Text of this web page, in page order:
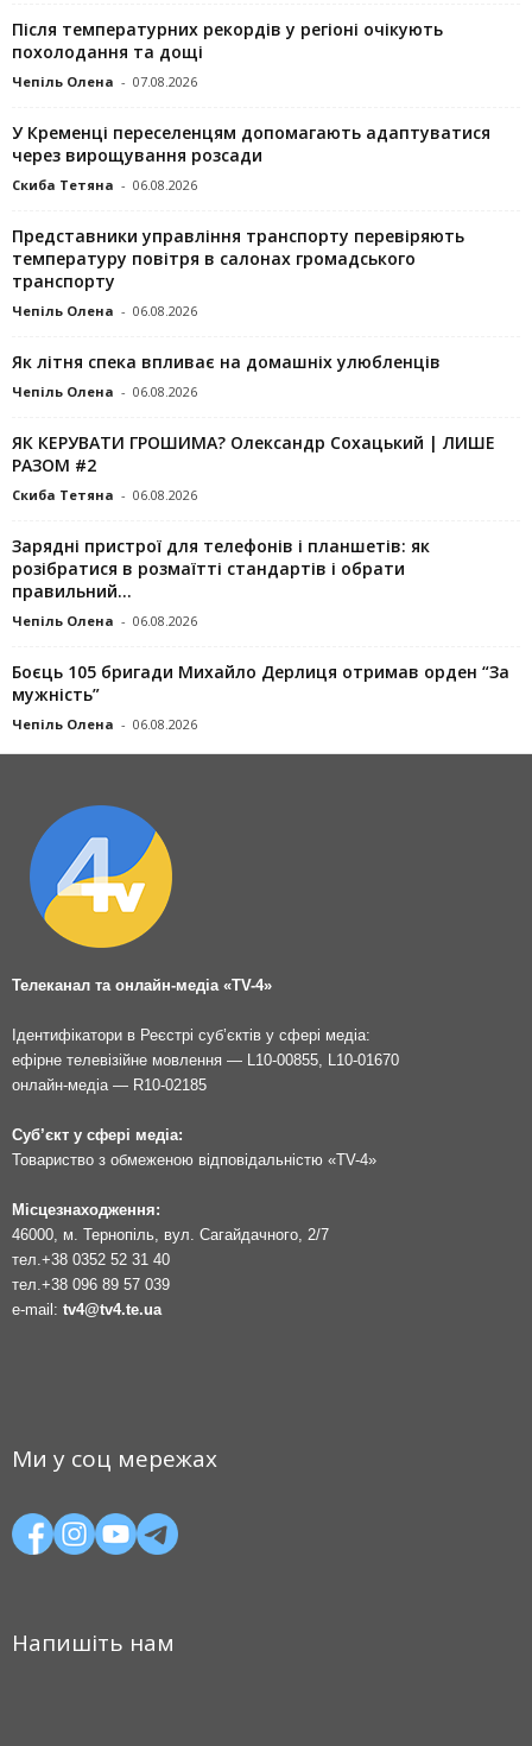
Після температурних рекордів у регіоні очікують
похолодання та дощі
Чепіль Олена - 07.08.2026
У Кременці переселенцям допомагають адаптуватися
через вирощування розсади
Скиба Тетяна - 06.08.2026
Представники управління транспорту перевіряють
температуру повітря в салонах громадського
транспорту
Чепіль Олена - 06.08.2026
Як літня спека впливає на домашніх улюбленців
Чепіль Олена - 06.08.2026
ЯК КЕРУВАТИ ГРОШИМА? Олександр Сохацький | ЛИШЕ
РАЗОМ #2
Скиба Тетяна - 06.08.2026
Зарядні пристрої для телефонів і планшетів: як
розібратися в розмаїтті стандартів і обрати
правильний...
Чепіль Олена - 06.08.2026
Боєць 105 бригади Михайло Дерлиця отримав орден “За
мужність”
Чепіль Олена - 06.08.2026
Телеканал та онлайн-медіа «TV-4»
Ідентифікатори в Реєстрі суб’єктів у сфері медіа:
ефірне телевізійне мовлення — L10-00855, L10-01670
онлайн-медіа — R10-02185
Суб’єкт у сфері медіа:
Товариство з обмеженою відповідальністю «TV-4»
Місцезнаходження:
46000, м. Тернопіль, вул. Сагайдачного, 2/7
тел.+38 0352 52 31 40
тел.+38 096 89 57 039
e-mail: tv4@tv4.te.ua
Ми у соц мережах
Напишіть нам